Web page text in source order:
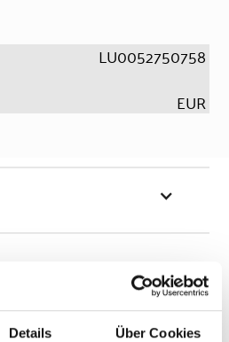
Details Über Cookies
LU0052750758
EUR